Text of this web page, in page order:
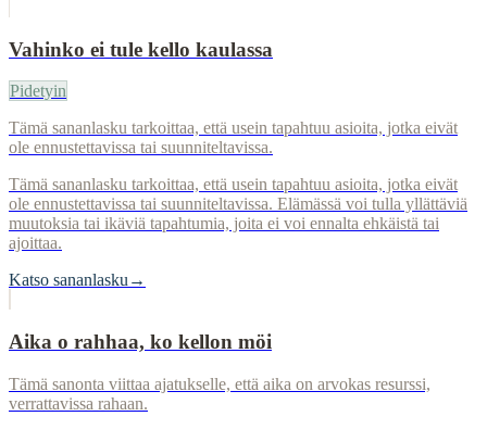
Vahinko ei tule kello kaulassa
Pidetyin
Tämä sananlasku tarkoittaa, että usein tapahtuu asioita, jotka eivät
ole ennustettavissa tai suunniteltavissa.
Tämä sananlasku tarkoittaa, että usein tapahtuu asioita, jotka eivät
ole ennustettavissa tai suunniteltavissa. Elämässä voi tulla yllättäviä
muutoksia tai ikäviä tapahtumia, joita ei voi ennalta ehkäistä tai
ajoittaa.
Katso sananlasku →
Aika o rahhaa, ko kellon möi
Tämä sanonta viittaa ajatukselle, että aika on arvokas resurssi,
verrattavissa rahaan.